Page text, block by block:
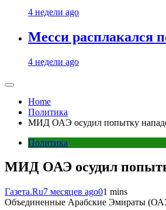
4 недели ago
Месси расплакался
4 недели ago
Home
Политика
МИД ОАЭ осудил попытку
Политика
МИД ОАЭ осудил
Газета.Ru7 месяцев ago01 mins
Объединенные Арабские Эмираты